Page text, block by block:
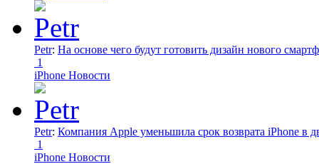
Petr: На основе чего будут готовить дизайн нового
1
iPhone Новости
Petr: Компания Apple уменьшила срок возврата iPhone в
1
iPhone Новости